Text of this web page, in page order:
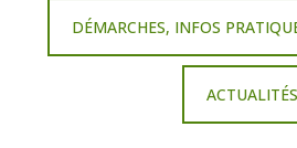
DÉMARCHES, INFOS
ACTUALITÉS